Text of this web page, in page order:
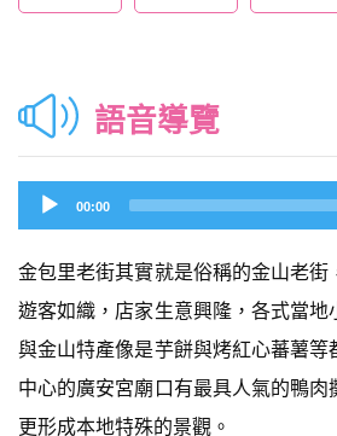
語音導覽
Audio
Player
00:00
金包里老街其實就是俗稱的金山老街
遊客如織，店家生意興隆，各式當地
與金山特產像是芋餅與烤紅心蕃薯等
中心的廣安宮廟口有最具人氣的鴨
更形成本地特殊的景觀。